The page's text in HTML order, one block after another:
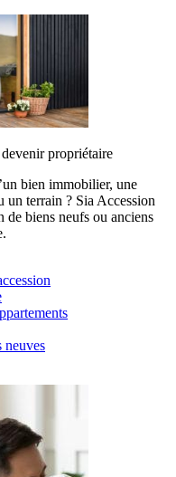
propriétaire
bien immobilier, une
un terrain ? Sia Accession
de biens neufs ou anciens
neuves